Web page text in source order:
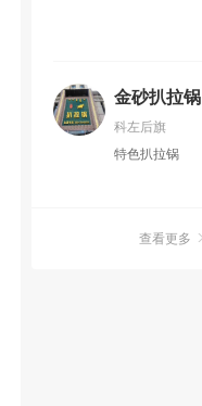
金砂扒拉锅
科左后旗
特色扒拉锅
查看更多